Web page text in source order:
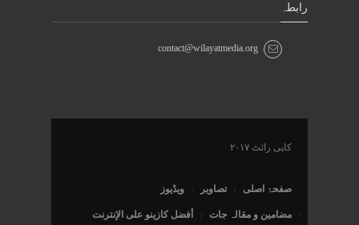
رابطہ
contact@wilayatmedia.org
کاپی رائٹ ۲۰۱۷
صفحۂ اصلی تصاویر ویڈیوز
مضامین و مقالہ جات أفضل كازينو على الإنترنت